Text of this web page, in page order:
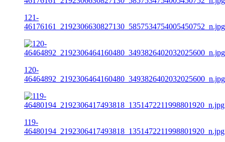
121-
46176161_2192306630827130_5857534754005450752_n.jpg
120-
46464892_2192306464160480_3493826402032025600_n.jpg
119-
46480194_2192306417493818_1351472211998801920_n.jpg